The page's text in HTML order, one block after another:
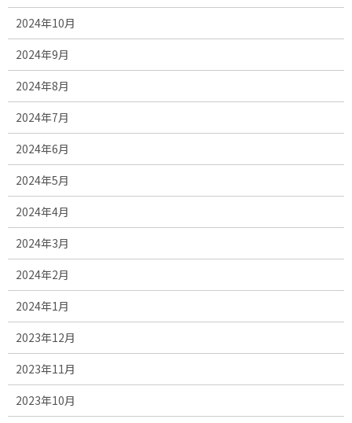
2024年10月
2024年9月
2024年8月
2024年7月
2024年6月
2024年5月
2024年4月
2024年3月
2024年2月
2024年1月
2023年12月
2023年11月
2023年10月